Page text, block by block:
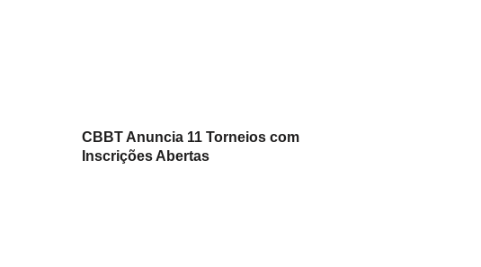
CBBT Anuncia 11 Torneios com
Inscrições Abertas